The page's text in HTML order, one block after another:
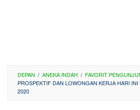
DEPAN / ANEKA INDAH / FAVORIT
PROSPEKTIF DAN LOWONGAN KERJA HARI
2020